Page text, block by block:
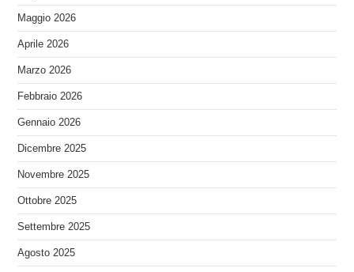
Maggio 2026
Aprile 2026
Marzo 2026
Febbraio 2026
Gennaio 2026
Dicembre 2025
Novembre 2025
Ottobre 2025
Settembre 2025
Agosto 2025